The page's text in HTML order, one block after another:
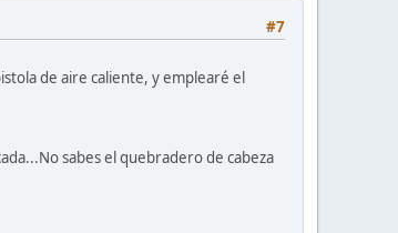
#7
de aire caliente, y emplearé el
sabes el quebradero de cabeza